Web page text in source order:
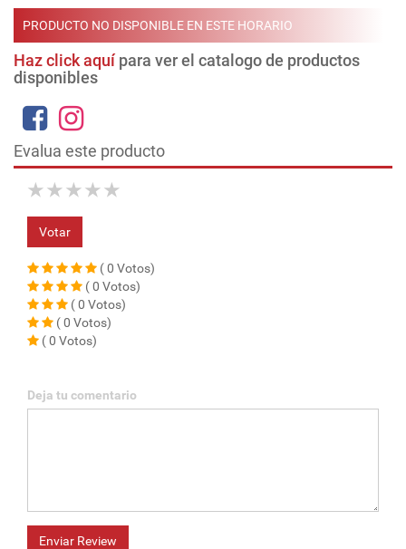
PRODUCTO NO DISPONIBLE EN ESTE HORARIO
Haz click aquípara ver el catalogo de productos
disponibles
Evalua este producto
★
★
★
★
★
Votar
( 0 Votos)
( 0 Votos)
( 0 Votos)
( 0 Votos)
( 0 Votos)
Deja tu comentario
Enviar Review